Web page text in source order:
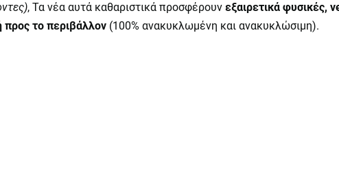
, Τα νέα αυτά καθαριστικά προσφέρουν εξαιρετικά φυσικές,
προς το περιβάλλον (100% ανακυκλωμένη και ανακυκλώσιμη).